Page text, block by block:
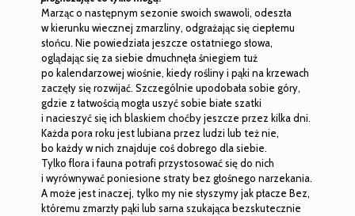
Marząc o następnym sezonie swoich swawoli, odeszła
w kierunku wiecznej zmarzliny, odgrażając się ciepłemu
słońcu. Nie powiedziała jeszcze ostatniego słowa,
oglądając się za siebie dmuchnęła śniegiem tuż
po kalendarzowej wiośnie, kiedy rośliny i pąki na krzewach
zaczęły się rozwijać. Szczególnie upodobała sobie góry,
gdzie z łatwością mogła uszyć sobie białe szatki
i nacieszyć się ich blaskiem choćby jeszcze przez kilka dni.
Każda pora roku jest lubiana przez ludzi lub też nie,
bo każdy w nich znajduje coś dobrego dla siebie.
Tylko flora i fauna potrafi przystosować się do nich
i wyrównywać poniesione straty bez głośnego narzekania.
A może jest inaczej, tylko my nie słyszymy jak płacze Bez,
któremu zmarzły pąki lub sarna szukająca bezskutecznie